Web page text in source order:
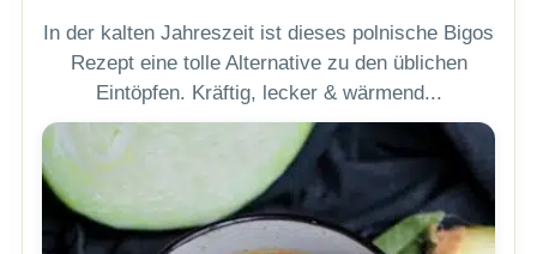
In der kalten Jahreszeit ist dieses polnische Bigos
Rezept eine tolle Alternative zu den üblichen
Eintöpfen. Kräftig, lecker & wärmend...